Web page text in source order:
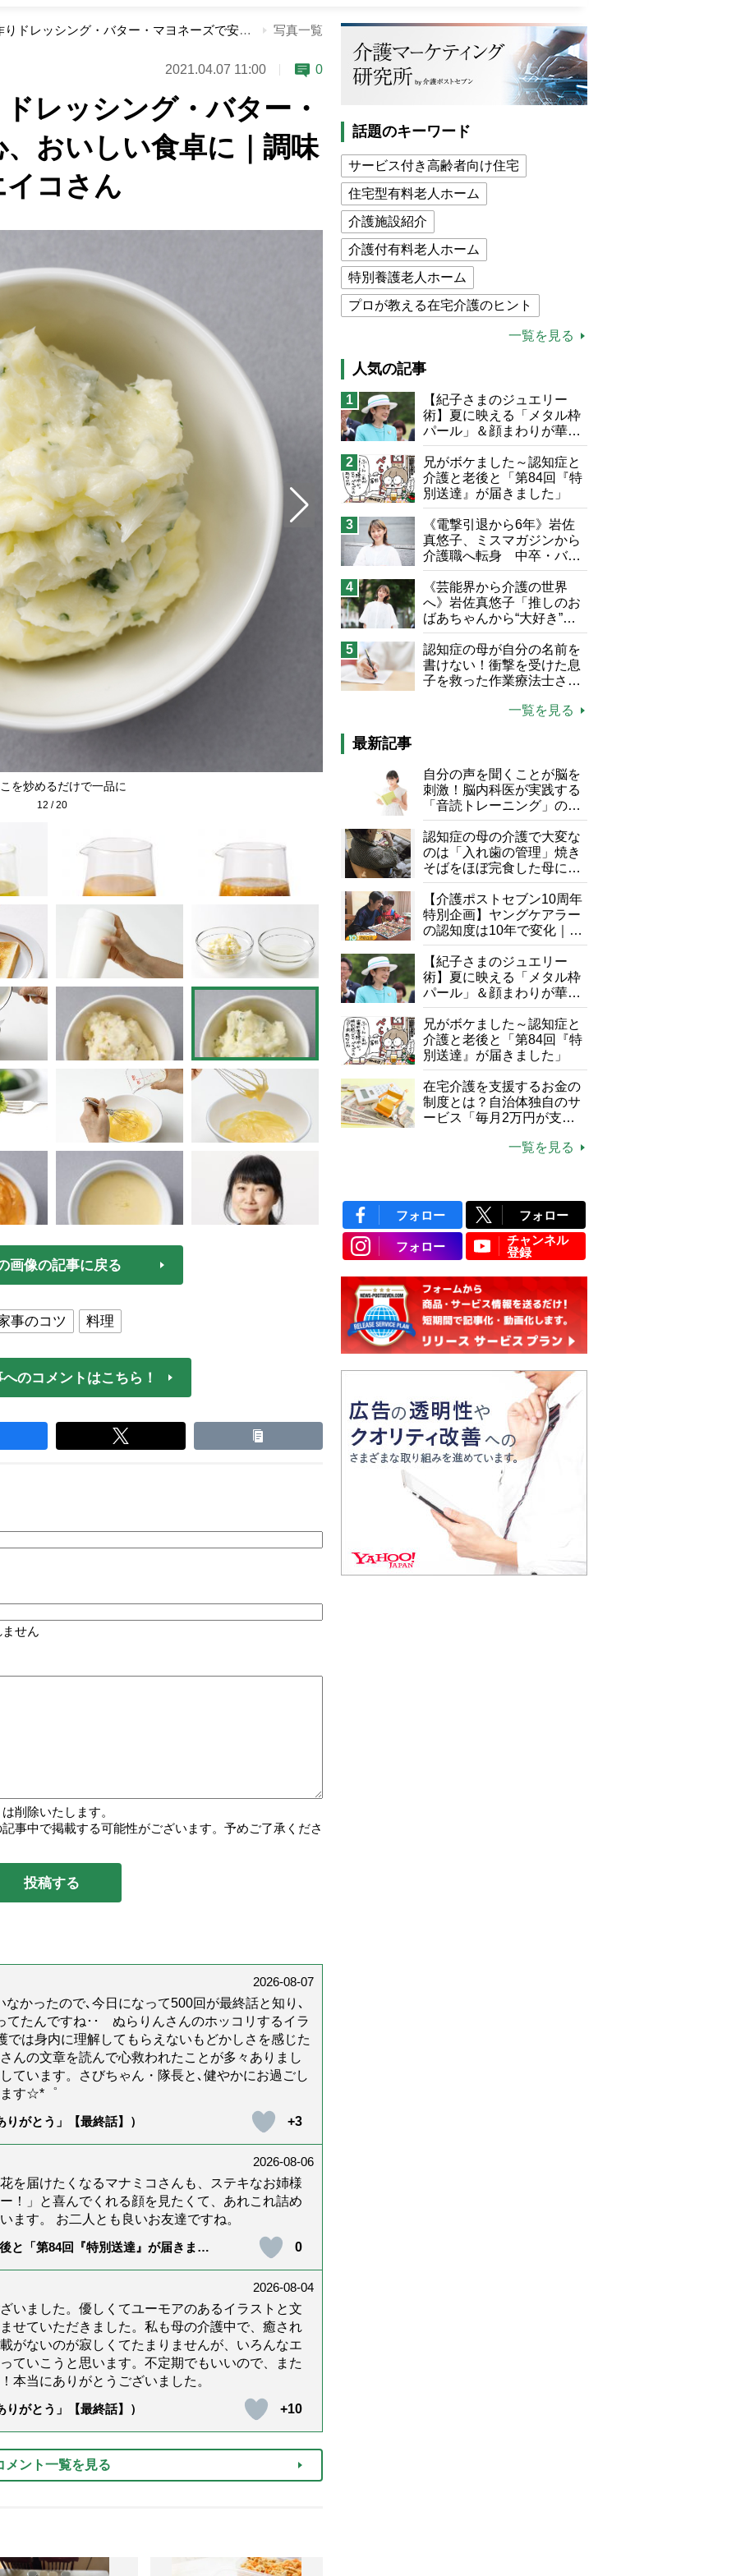
実は簡単！手作りドレッシング・バター・マヨネーズで安心、おいしい食卓に｜調味料研究家オザワエイコさん 写真一覧
2021.04.07 11:00 0
レッシング・バター・
おいしい食卓に｜調味
コさん
を炒めるだけで一品に コクがあり、肉や魚ともマッチ
12 /20
画像の記事に戻る
事のコツ 料理
のコメントはこちら！
せん
削除いたします。
事中で掲載する可能性がございます。予めご了承くださ
2026-08-07
かったので､今日になって500回が最終話と知り､
たんですね･･ ぬらりんさんのホッコリするイラ
は身内に理解してもらえないもどかしさを感じた
んの文章を読んで心救われたことが多々ありまし
ています。さびちゃん・隊長と､健やかにお過ごし
ます☆*゜
がとう」【最終話】）
+3
2026-08-06
を届けたくなるマナミコさんも、ステキなお姉様
！」と喜んでくれる顔を見たくて、あれこれ詰め
ます。 お二人とも良いお友達ですね。
と「第84回『特別送達』が届きまし
0
2026-08-04
いました。優しくてユーモアのあるイラストと文
せていただきました。私も母の介護中で、癒され
がないのが寂しくてたまりませんが、いろんなエ
ていこうと思います。不定期でもいいので、また
本当にありがとうございました。
がとう」【最終話】）
+10
メント一覧を見る
話題のキーワード
サービス付き高齢者向け住宅
住宅型有料老人ホーム
介護施設紹介
介護付有料老人ホーム
特別養護老人ホーム
プロが教える在宅介護のヒント
介護食
高木ブー
ケアマネジャー
猫が母になつきません
息子の遠距離介護サバイバル術
兄がボケました
便利なサービス
予防法
一覧を見る
人気の記事
1
【紀子さまのジュエリー
術】夏に映える「メタル枠
パール」＆顔まわりが華や
ぐ「揺れる一粒」の使い分
け方
2
兄がボケました～認知症と
介護と老後と「第84回『特
別送達』が届きました」
3
《電撃引退から6年》岩佐
真悠子、ミスマガジンから
介護職へ転身 中卒・バイ
ト経験ゼロの彼女が見つけ
た“居場所”「社会の役に立
ちながら自分らしくいられ
る」
4
《芸能界から介護の世界
へ》岩佐真悠子「推しのお
ばあちゃんから“大好き”を
もらえる」理不尽さも吹き
飛ぶ“やりがい”、介護の現
場は「愛おしい」
5
認知症の母が自分の名前を
書けない！衝撃を受けた息
子を救った作業療法士さん
一覧を見る
最新記事
自分の声を聞くことが脳を
刺激！脳内科医が実践する
「音読トレーニング」の極
意
認知症の母の介護で大変な
のは「入れ歯の管理」焼き
そばをほぼ完食した母に息
子が血の気が引いた理由
【介護ポストセブン10周年
特別企画】ヤングケアラー
の認知度は10年で変化｜流
行語大賞にノミネート、法
律にも明記されたが果たし
て現在は？
【紀子さまのジュエリー
術】夏に映える「メタル枠
パール」＆顔まわりが華や
ぐ「揺れる一粒」の使い分
け方
兄がボケました～認知症と
介護と老後と「第84回『特
別送達』が届きました」
在宅介護を支援するお金の
制度とは？自治体独自のサ
ービス「毎月2万円が支給
一覧を見る
フォロー フォロー
フォロー
チャンネル
登録